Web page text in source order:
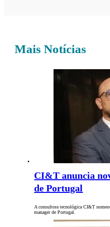
Mais Notícias
CI&T anuncia
de Portugal
A consultora tecnológica CI&T
manager de Portugal.